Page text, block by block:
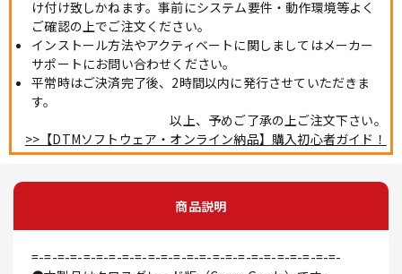
け付け致しかねます。事前にシステム要件・動作環境等よく
ご確認の上でご注文ください。
インストール方法やアクティベートに関しましてはメーカー
サポートにお問い合わせください。
平常時はご決済完了後、2時間以内に発行させていただきま
す。
以上、予めご了承の上ご注文下さい。
>>【DTMソフトウェア・オンライン納品】購入初心者ガイド！
商品説明
=-=-=-=-=-=-=-=-=-=-=-=-=-=-=-=-=-=-=-=-=-=-=-=-